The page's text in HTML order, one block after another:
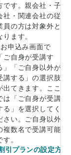
です。親会社・子
社・関連会社の従
員の方は対象外と
ります。
申込み画面で
「ご自身が受講す
」「ご自身以外が
講する」の選択肢
出てきます。ここ
は「ご自身が受講
る」を選択してく
さい。ご自身以外
複数名で受講可能
す。
引プランの設定方法